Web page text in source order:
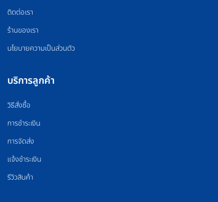
ติดต่อเรา
ร้านของเรา
นโยบายความเป็นส่วนตัว
บริการลูกค้า
วิธีสั่งซื้อ
การชำระเงิน
การจัดส่ง
แจ้งชำระเงิน
รีวิวสินค้า